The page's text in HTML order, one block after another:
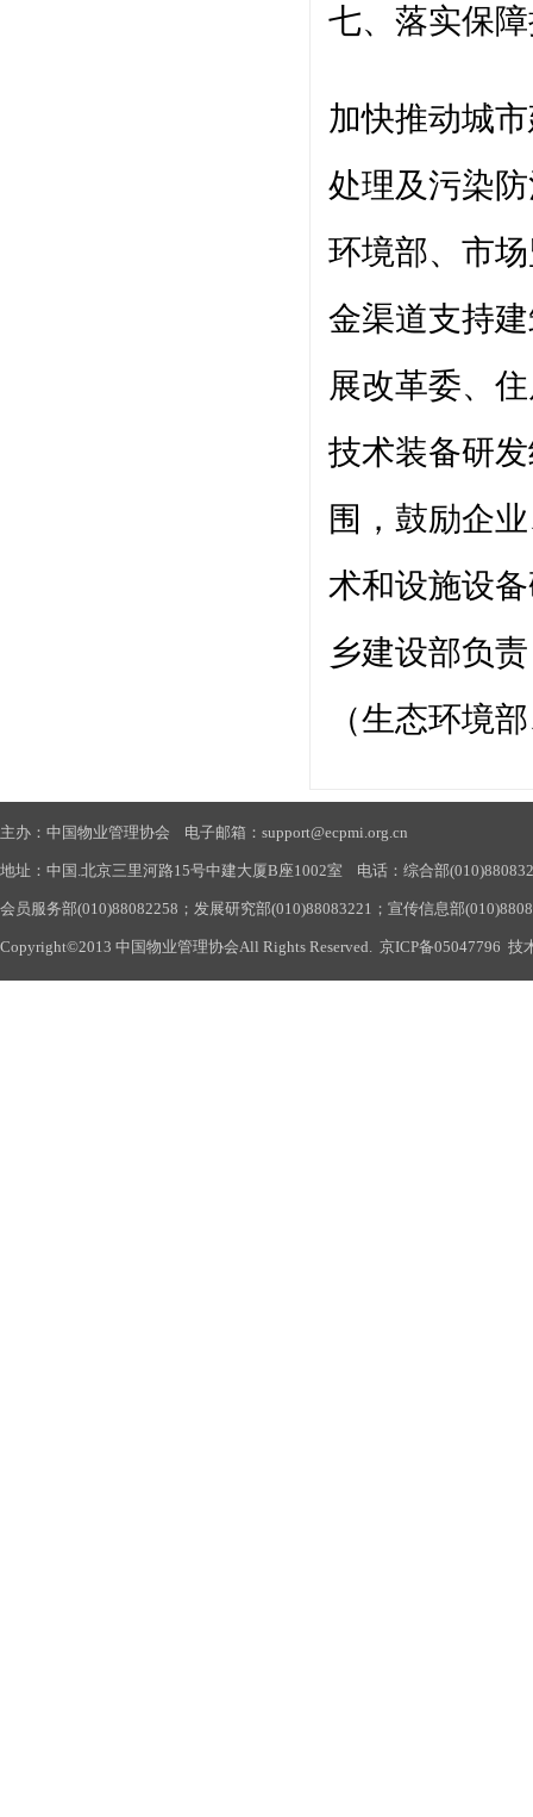
七、落实保
加快推动城
处理及污染
环境部、市
金渠道支持
展改革委、
技术装备研
围，鼓励企
术和设施设
乡建设部负
（生态环境
主办：中国物业管理协会 电子邮箱：support@ecpmi.org.cn
地址：中国.北京三里河路15号中建大厦B座1002室 电话：综合部
会员服务部(010)88082258；发展研究部(010)88083221；宣传信息部
Copyright©2013 中国物业管理协会All Rights Reserved. 京ICP备05047796 技